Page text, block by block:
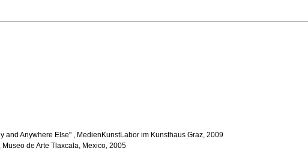
and Anywhere Else" , MedienKunstLabor im Kunsthaus Graz, 2009
, Museo de Arte Tlaxcala, Mexico, 2005